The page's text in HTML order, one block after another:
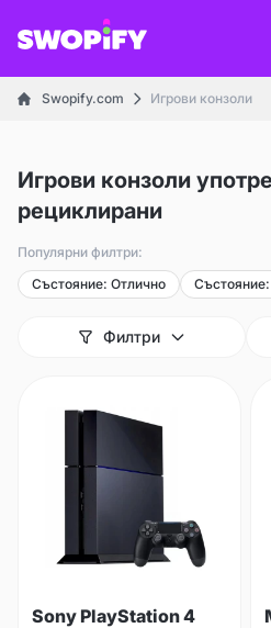
Swopify.com Игрови конзоли
Игрови конзоли
рециклирани
Популярни филтри:
Състояние: Отлично
Филтри
Sony PlayStation 4